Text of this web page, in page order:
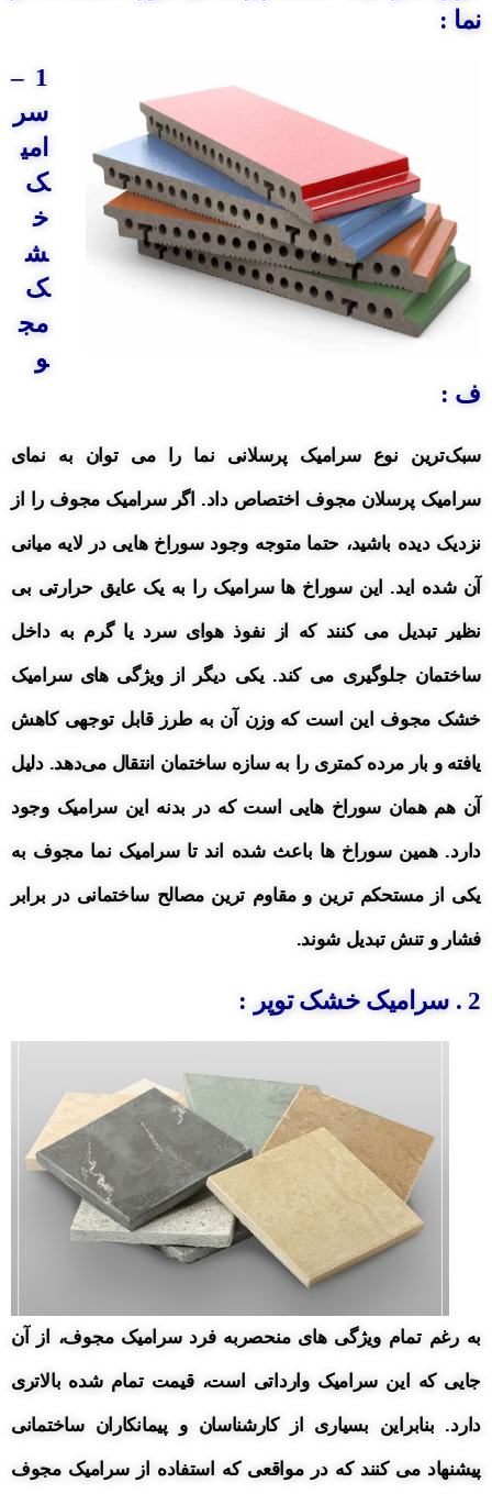
نما :
1 –
سر
امی
ک
خ
ش
ک
مج
و
ف :
سبک‌ترین نوع سرامیک پرسلانی نما را می توان به نمای
سرامیک پرسلان مجوف اختصاص داد. اگر سرامیک مجوف را از
نزدیک دیده باشید، حتما متوجه وجود سوراخ هایی در لایه میانی
آن شده اید. این سوراخ ها سرامیک را به یک عایق حرارتی بی
نظیر تبدیل می کنند که از نفوذ هوای سرد یا گرم به داخل
ساختمان جلوگیری می کند. یکی دیگر از ویژگی های سرامیک
خشک مجوف این است که وزن آن به طرز قابل توجهی کاهش
یافته و بار مرده کمتری را به سازه ساختمان انتقال می‌دهد. دلیل
آن هم همان سوراخ هایی است که در بدنه این سرامیک وجود
دارد. همین سوراخ ها باعث شده اند تا سرامیک نما مجوف به
یکی از مستحکم ترین و مقاوم ترین مصالح ساختمانی در برابر
فشار و تنش تبدیل شوند.
2 . سرامیک خشک توپر :
به رغم تمام ویژگی های منحصربه فرد سرامیک مجوف، از آن
جایی که این سرامیک وارداتی است، قیمت تمام شده بالاتری
دارد. بنابراین بسیاری از کارشناسان و پیمانکاران ساختمانی
پیشنهاد می کنند که در مواقعی که استفاده از سرامیک مجوف